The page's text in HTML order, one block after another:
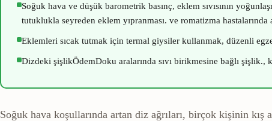
Soğuk hava ve düşük barometrik basınç, eklem sıvısının
tutuklukla seyreden eklem yıpranması. ve romatizma hastalarında
Eklemleri sıcak tutmak için termal giysiler kullanmak, düzenli
Dizdeki şişlikÖdemDoku aralarında sıvı birikmesine bağlı şişlik.,
Soğuk hava koşullarında artan diz ağrıları, birçok kişinin kış